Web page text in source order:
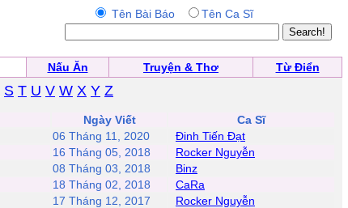
Tên Bài Báo Tên Ca Sĩ
Nấu Ăn Truyện & Thơ
Từ Điển
S T U V W X Y Z
Ngày Viết
Ca Sĩ
06 Tháng 11, 2020
Đinh Tiến Đạt
16 Tháng 05, 2018
Rocker Nguyễn
08 Tháng 03, 2018
Binz
18 Tháng 02, 2018
CaRa
17 Tháng 12, 2017
Rocker Nguyễn